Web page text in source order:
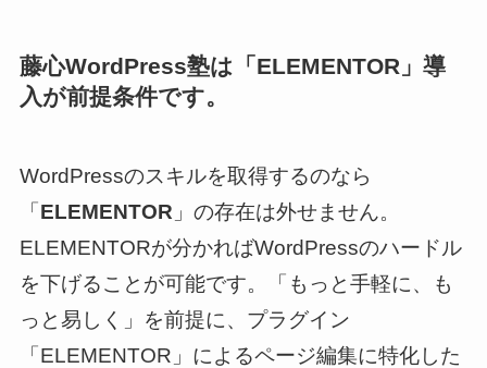
藤心WordPress塾は「ELEMENTOR」導
入が前提条件です。
WordPressのスキルを取得するのなら
「ELEMENTOR 」の存在は外せません。
ELEMENTORが分かればWordPressのハードル
を下げることが可能です。「もっと手軽に、も
っと易しく」を前提に、プラグイン
「ELEMENTOR」によるページ編集に特化した